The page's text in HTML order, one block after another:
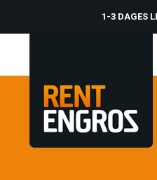
1-3 DAGES